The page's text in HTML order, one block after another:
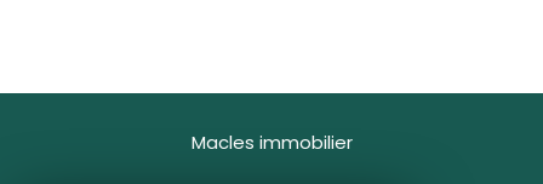
macles immobilier